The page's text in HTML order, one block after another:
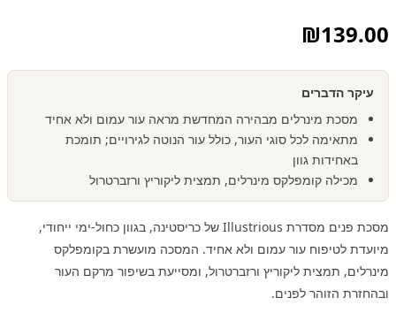
₪139.00
עיקר הדברים
מסכת מינרלים מבהירה המחדשת מראה עור עמום ולא אחיד
מתאימה לכל סוגי העור, כולל עור הנוטה לגירויים; תומכת
באחידות גוון
מכילה קומפלקס מינרלים, תמצית ליקוריץ ורזברטרול
מסכת פנים מסדרת Illustrious של כריסטינה, בגוון כחול-ימי ייחודי,
מיועדת לטיפוח עור עמום ולא אחיד. המסכה מועשרת בקומפלקס
מינרלים, תמצית ליקוריץ ורזברטרול, ומסייעת בשיפור מרקם העור
ובהחזרת הזוהר לפנים.